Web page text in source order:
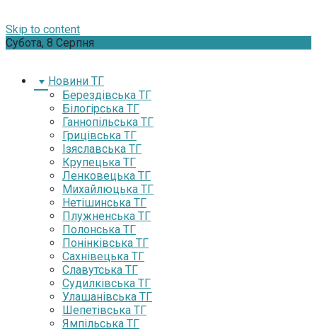
Skip to content
Субота, 8 Серпня
Новини ТГ
Берездівська ТГ
Білогірська ТГ
Ганнопільська ТГ
Грицівська ТГ
Ізяславська ТГ
Крупецька ТГ
Ленковецька ТГ
Михайлюцька ТГ
Нетішинська ТГ
Плужненська ТГ
Полонська ТГ
Понінківська ТГ
Сахнівецька ТГ
Славутська ТГ
Судилківська ТГ
Улашанівська ТГ
Шепетівська ТГ
Ямпільська ТГ